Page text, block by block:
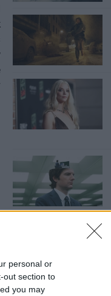
personal or
out section to
you may